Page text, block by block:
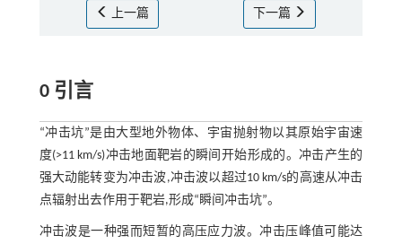
上一篇 下一篇
0 引言
“冲击坑”是由大型地外物体、宇宙抛射物以其原始宇宙速
度(>11 km/s)冲击地面靶岩的瞬间开始形成的。冲击产生的
强大动能转变为冲击波,冲击波以超过10 km/s的高速从冲击
点辐射出去作用于靶岩,形成“瞬间冲击坑”。
冲击波是一种强而短暂的高压应力波。冲击压峰值可能达